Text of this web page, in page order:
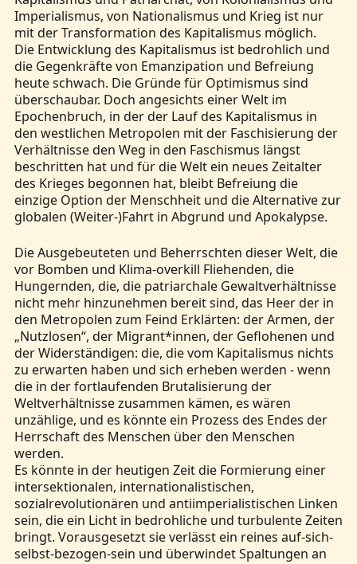
Imperialismus, von Nationalismus und Krieg ist nur
mit der Transformation des Kapitalismus möglich.
Die Entwicklung des Kapitalismus ist bedrohlich und
die Gegenkräfte von Emanzipation und Befreiung
heute schwach. Die Gründe für Optimismus sind
überschaubar. Doch angesichts einer Welt im
Epochenbruch, in der der Lauf des Kapitalismus in
den westlichen Metropolen mit der Faschisierung der
Verhältnisse den Weg in den Faschismus längst
beschritten hat und für die Welt ein neues Zeitalter
des Krieges begonnen hat, bleibt Befreiung die
einzige Option der Menschheit und die Alternative zur
globalen (Weiter-)Fahrt in Abgrund und Apokalypse.
Die Ausgebeuteten und Beherrschten dieser Welt, die
vor Bomben und Klima-overkill Fliehenden, die
Hungernden, die, die patriarchale Gewaltverhältnisse
nicht mehr hinzunehmen bereit sind, das Heer der in
den Metropolen zum Feind Erklärten: der Armen, der
„Nutzlosen“, der Migrant*innen, der Geflohenen und
der Widerständigen: die, die vom Kapitalismus nichts
zu erwarten haben und sich erheben werden - wenn
die in der fortlaufenden Brutalisierung der
Weltverhältnisse zusammen kämen, es wären
unzählige, und es könnte ein Prozess des Endes der
Herrschaft des Menschen über den Menschen
werden.
Es könnte in der heutigen Zeit die Formierung einer
intersektionalen, internationalistischen,
sozialrevolutionären und antiimperialistischen Linken
sein, die ein Licht in bedrohliche und turbulente Zeiten
bringt. Vorausgesetzt sie verlässt ein reines auf-sich-
selbst-bezogen-sein und überwindet Spaltungen an